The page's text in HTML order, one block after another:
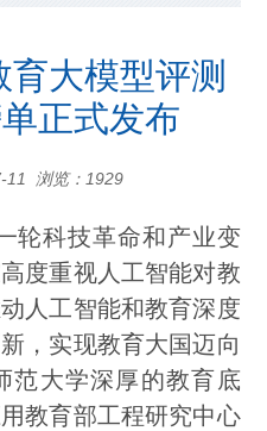
育大模型评测
正式发布
11 浏览： 1929
轮科技革命和产业变
度重视人工智能对教
人工智能和教育深度
，实现教育大国迈向
范大学深厚的教育底
教育部工程研究中心